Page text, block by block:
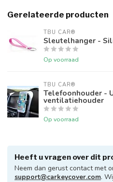
Gerelateerde producten
TBU CAR®
Sleutelhanger -
Op voorraad
TBU CAR®
Telefoonhouder -
ventilatiehouder
Op voorraad
Heeft u vragen over dit
Neem dan gerust contact met
support@carkeycover.com.